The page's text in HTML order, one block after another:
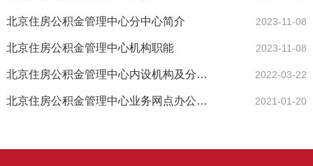
北京住房公积金管理中心分中心简介 2023-11-08
北京住房公积金管理中心机构职能 2023-11-08
北京住房公积金管理中心内设机构及分支机构简介 2022-03-22
北京住房公积金管理中心业务网点办公地址、办公电话及办... 2021-01-20